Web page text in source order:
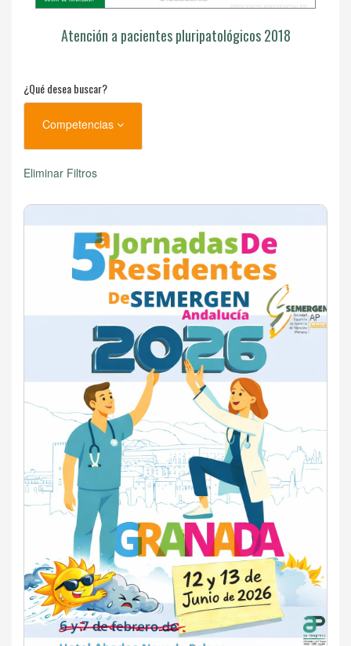
Atención a pacientes pluripatológicos 2018
¿Qué desea buscar?
Competencias
Eliminar Filtros